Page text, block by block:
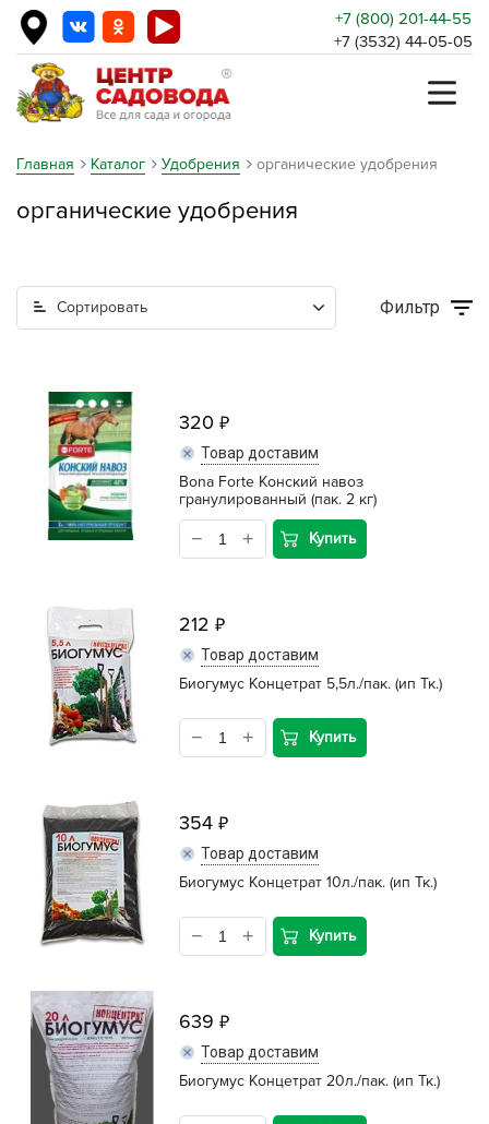
+7 (800) 201-44-55
+7 (3532) 44-05-05
Главная Каталог Удобрения органические удобрения
органические удобрения
Сортировать Фильтр
320
Товар доставим
Bona Forte Конский навоз
гранулированный (пак. 2 кг)
Купить
212
Товар доставим
Биогумус Концетрат 5,5л./пак. (ип Тк.)
Купить
354
Товар доставим
Биогумус Концетрат 10л./пак. (ип Тк.)
Купить
639
Товар доставим
Биогумус Концетрат 20л./пак. (ип Тк.)